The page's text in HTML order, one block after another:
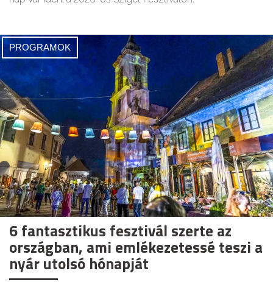
PROGRAMOK
6 fantasztikus fesztivál szerte az
országban, ami emlékezetessé teszi a
nyár utolsó hónapját